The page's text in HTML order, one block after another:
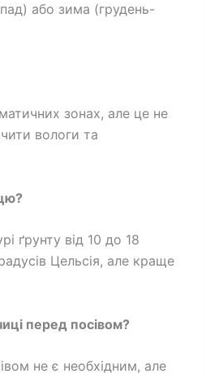
або зима (грудень-
зонах, але це не
вологи та
ґрунту від 10 до 18
Цельсія, але краще
перед посівом?
не є необхідним, але